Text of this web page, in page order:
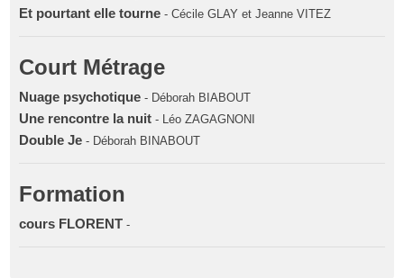
Et pourtant elle tourne - Cécile GLAY et Jeanne VITEZ
Court Métrage
Nuage psychotique - Déborah BIABOUT
Une rencontre la nuit - Léo ZAGAGNONI
Double Je - Déborah BINABOUT
Formation
cours FLORENT -